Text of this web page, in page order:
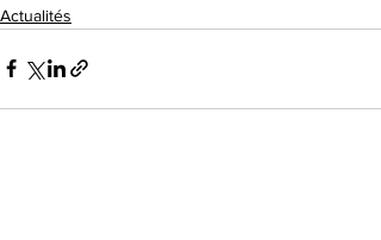
Actualités